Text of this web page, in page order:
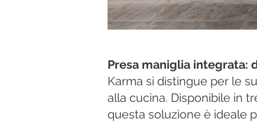
Presa maniglia integrata:
Karma si distingue per le
alla cucina. Disponibile in
questa soluzione è ideale